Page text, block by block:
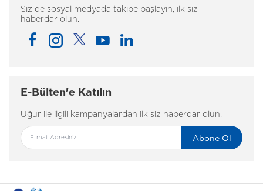
Siz de sosyal medyada takibe başlayın, ilk siz
haberdar olun.
E-Bülten'e Katılın
Uğur ile ilgili kampanyalardan ilk siz haberdar olun.
Abone Ol